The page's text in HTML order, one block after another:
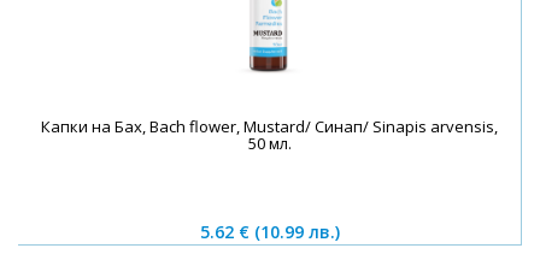
Капки на Бах, Bach flower, Mustard/ Синап/ Sinapis arvensis,
50 мл.
5.62 € (10.99 лв.)